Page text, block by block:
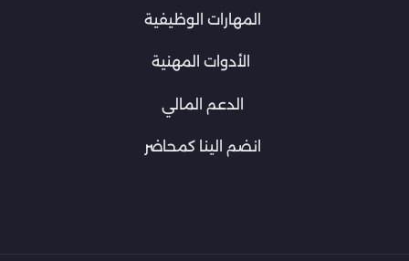
المهارات الوظيفية
الأدوات المهنية
الدعم المالي
انضم الينا كمحاضر